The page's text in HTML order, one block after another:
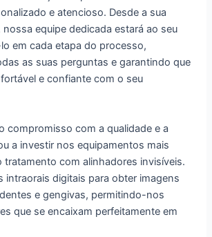
e atencioso. Desde a sua
equipe dedicada estará ao seu
em cada etapa do processo,
as suas perguntas e garantindo que
e confiante com o seu
compromisso com a qualidade e a
a investir nos equipamentos mais
tratamento com alinhadores invisíveis.
intraorais digitais para obter imagens
e gengivas, permitindo-nos
que se encaixam perfeitamente em